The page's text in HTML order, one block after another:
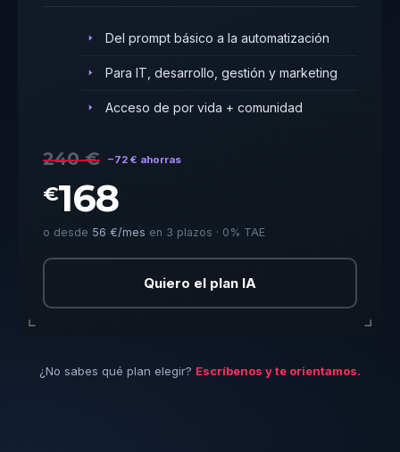
Del prompt básico a la automatización
Para IT, desarrollo, gestión y marketing
Acceso de por vida + comunidad
240 € −72 € ahorras
€168
o desde 56 €/mes en 3 plazos · 0% TAE
Quiero el plan IA
¿No sabes qué plan elegir? Escríbenos y te orientamos.